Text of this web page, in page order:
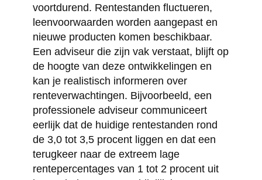
voortdurend. Rentestanden fluctueren,
leenvoorwaarden worden aangepast en
nieuwe producten komen beschikbaar.
Een adviseur die zijn vak verstaat, blijft op
de hoogte van deze ontwikkelingen en
kan je realistisch informeren over
renteverwachtingen. Bijvoorbeeld, een
professionele adviseur communiceert
eerlijk dat de huidige rentestanden rond
de 3,0 tot 3,5 procent liggen en dat een
terugkeer naar de extreem lage
rentepercentages van 1 tot 2 procent uit